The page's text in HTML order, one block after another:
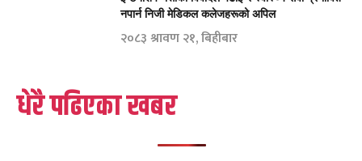
नपार्न निजी मेडिकल कलेजहरूको अपिल
२०८३ श्रावण २१, बिहीबार
धेरै पढिएका खबर